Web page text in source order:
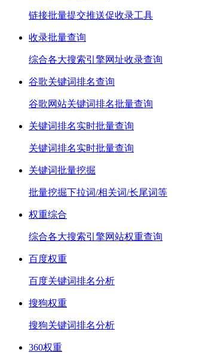
链接批量提交推送促收录工具
收录批量查询
综合各大搜索引擎网址收录查询
谷歌关键词排名查询
谷歌网站关键词排名批量查询
关键词排名实时批量查询
关键词排名实时批量查询
关键词批量挖掘
批量挖掘下拉词/相关词/长尾词等
权重综合
综合各大搜索引擎网站权重查询
百度权重
百度关键词排名分析
搜狗权重
搜狗关键词排名分析
360权重